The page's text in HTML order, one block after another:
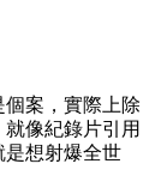
案，實際上除
像紀錄片引用
是想射爆全世